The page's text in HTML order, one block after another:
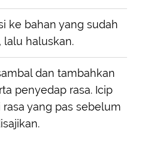
ke bahan yang sudah
lalu haluskan.
dan tambahkan
penyedap rasa. Icip
yang pas sebelum